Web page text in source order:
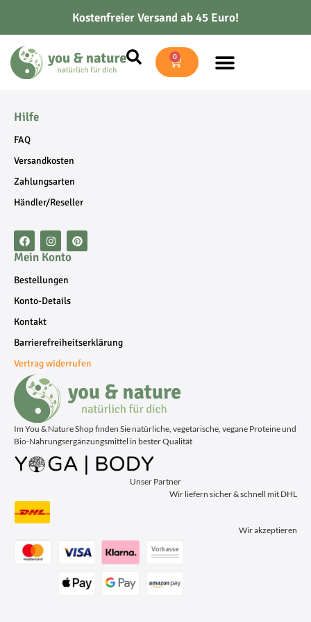
Kostenfreier Versand ab 45 Euro!
0
Hilfe
FAQ
Versandkosten
Zahlungsarten
Händler/Reseller
Mein Konto
Bestellungen
Konto-Details
Kontakt
Barrierefreiheitserklärung
Vertrag widerrufen
Im You & Nature Shop finden Sie natürliche, vegetarische, vegane Proteine und
Bio-Nahrungsergänzungsmittel in bester Qualität
Unser Partner
Wir liefern sicher & schnell mit DHL
Wir akzeptieren